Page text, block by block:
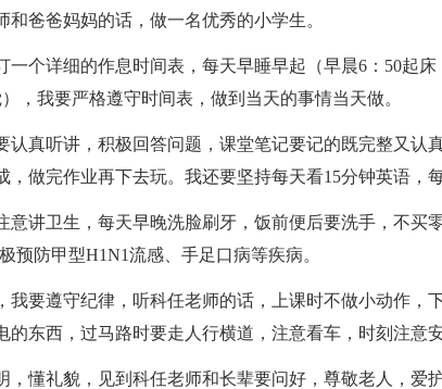
和爸爸妈妈的话，做一名优秀的小学生。
详细的作息时间表，每天早睡早起（早晨6：50起床
，我要严格遵守时间表，做到当天的事情当天做。
真听讲，积极回答问题，课堂笔记要记的既完整又认
，做完作业再下去玩。我还要坚持每天看15分钟英语，
讲卫生，每天早晚洗脸刷牙，饭前便后要洗手，不买
预防甲型H1N1流感、手足口病等疾病。
要遵守纪律，听科任老师的话，上课时不做小动作，
的东西，过马路时要走人行横道，注意看车，时刻注意安
礼貌，见到科任老师和长辈要问好，尊敬老人，爱